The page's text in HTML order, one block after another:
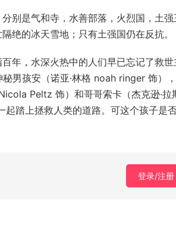
别是气和寺，水善部落，火烈国，土强
绝的冰天雪地；只有土强国仍在反抗。
年，水深火热中的人们早已忘记了救世
男孩安（诺亚·林格 noah ringer 饰）
Peltz 饰）和哥哥索卡（杰克逊·拉
踏上拯救人类的道路。可这个孩子是
登录/注册